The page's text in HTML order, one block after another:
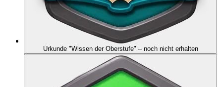
Urkunde "Wissen der Oberstufe" – noch nicht erhalten